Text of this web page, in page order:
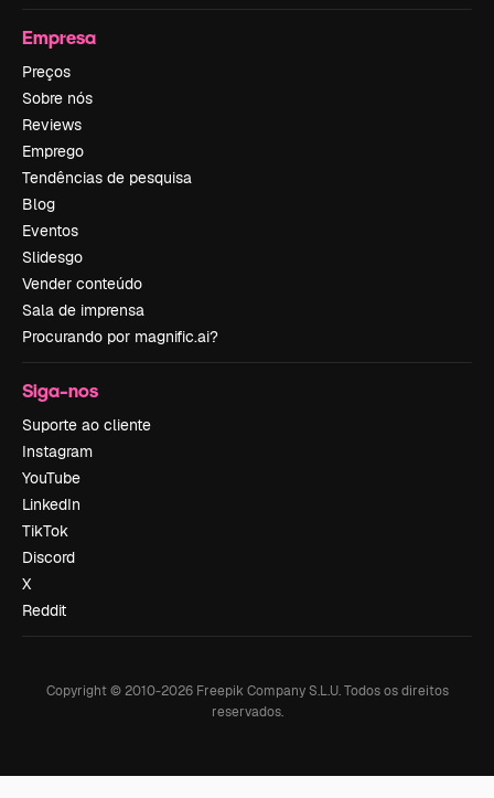
Empresa
Preços
Sobre nós
Reviews
Emprego
Tendências de pesquisa
Blog
Eventos
Slidesgo
Vender conteúdo
Sala de imprensa
Procurando por magnific.ai?
Siga-nos
Suporte ao cliente
Instagram
YouTube
LinkedIn
TikTok
Discord
X
Reddit
Copyright © 2010-2026Freepik Company S.L.U. Todos os direitos
reservados.